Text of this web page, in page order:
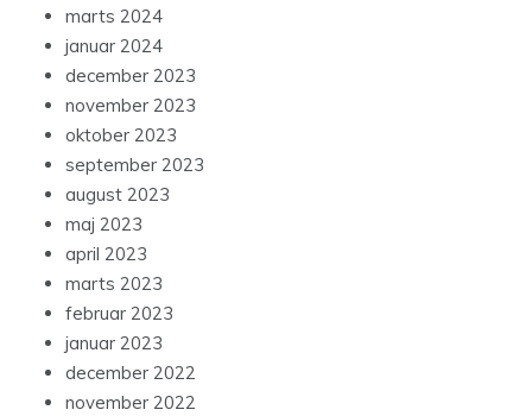
marts 2024
januar 2024
december 2023
november 2023
oktober 2023
september 2023
august 2023
maj 2023
april 2023
marts 2023
februar 2023
januar 2023
december 2022
november 2022